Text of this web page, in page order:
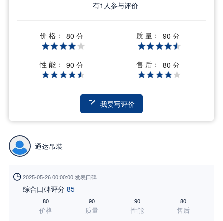
有1 人参与评价
价 格： 80 分 质 量： 90 分
性 能： 90 分 售 后： 80 分
 我要写评价
通达吊装
 2025-05-26 00:00:00 发表口碑
综合口碑评分 85
80
价格
90
质量
90
性能
80
售后